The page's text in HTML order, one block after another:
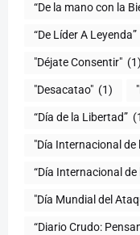
“De Líder A Leyenda”
"Déjate Consentir" (1)
"Desacatao" (1)
"Día Internacional de
“Día Internacional de
"Día Mundial del
“Diario Crudo: